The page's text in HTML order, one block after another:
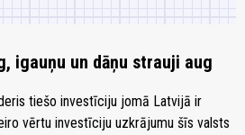
igauņu un dāņu strauji aug
tiešo investīciju jomā Latvijā ir
vērtu investīciju uzkrājumu šīs valsts